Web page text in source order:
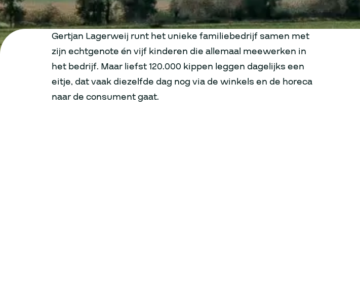
Gertjan Lagerweij runt het unieke familiebedrijf samen met
zijn echtgenote én vijf kinderen die allemaal meewerken in
het bedrijf. Maar liefst 120.000 kippen leggen dagelijks een
eitje, dat vaak diezelfde dag nog via de winkels en de horeca
naar de consument gaat.